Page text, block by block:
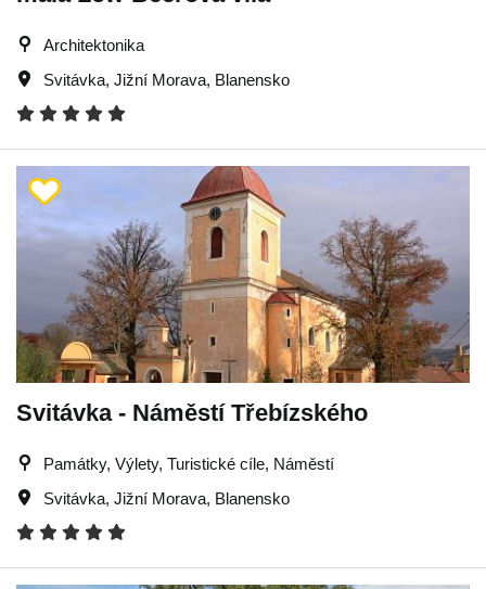
Architektonika
Svitávka, Jižní Morava, Blanensko
Svitávka - Náměstí Třebízského
Památky, Výlety, Turistické cíle, Náměstí
Svitávka, Jižní Morava, Blanensko